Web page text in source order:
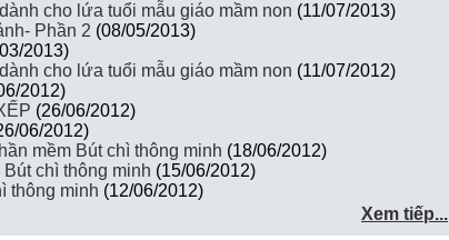
cho lứa tuổi mẫu giáo mầm non (11/07/2013)
Phần 2 (08/05/2013)
2013)
cho lứa tuổi mẫu giáo mầm non (11/07/2012)
2012)
(26/06/2012)
06/2012)
mềm Bút chì thông minh (18/06/2012)
chì thông minh (15/06/2012)
thông minh (12/06/2012)
Xem tiếp...